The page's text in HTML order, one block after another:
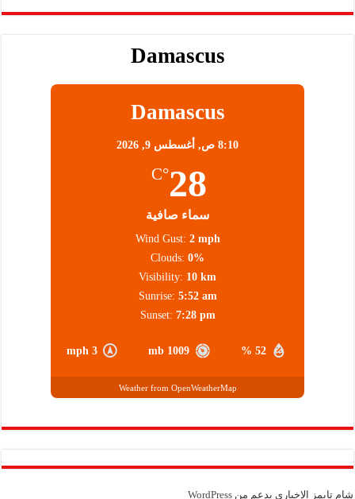
Damascus
Damascus
8:10 ص, أغسطس 9, 2026
28
°C
سماء صافية
52 %
1009 mb
3 mph
Wind Gust: 2 mph
Clouds: 0%
Visibility: 10 km
Sunrise: 5:52 am
Sunset: 7:28 pm
Weather from OpenWeatherMap
شام تايمز الإخباري بدعم منWordPress